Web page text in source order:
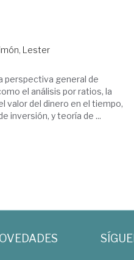
Lester
perspectiva general de
el análisis por ratios, la
valor del dinero en el tiempo,
inversión, y teoría de ...